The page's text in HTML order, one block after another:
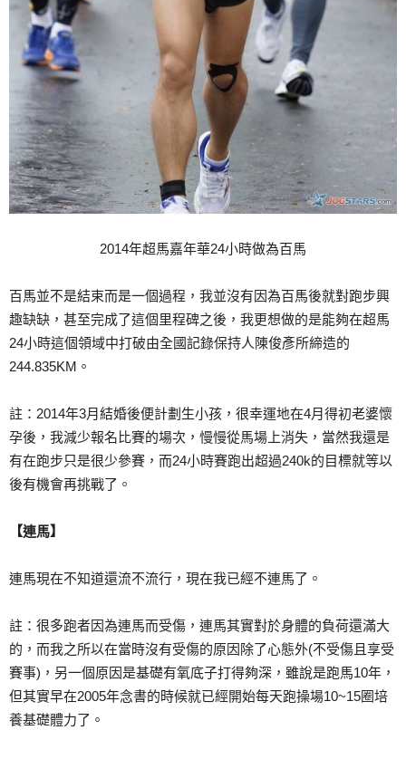
2014年超馬嘉年華24小時做為百馬
百馬並不是結束而是一個過程，我並沒有因為百馬後就對跑步興
趣缺缺，甚至完成了這個里程碑之後，我更想做的是能夠在超馬
24小時這個領域中打破由全國記錄保持人陳俊彥所締造的
244.835KM。
註：2014年3月結婚後便計劃生小孩，很幸運地在4月得初老婆懷
孕後，我減少報名比賽的場次，慢慢從馬場上消失，當然我還是
有在跑步只是很少參賽，而24小時賽跑出超過240k的目標就等以
後有機會再挑戰了。
【連馬】
連馬現在不知道還流不流行，現在我已經不連馬了。
註：很多跑者因為連馬而受傷，連馬其實對於身體的負荷還滿大
的，而我之所以在當時沒有受傷的原因除了心態外(不受傷且享受
賽事)，另一個原因是基礎有氧底子打得夠深，雖說是跑馬10年，
但其實早在2005年念書的時候就已經開始每天跑操場10~15圈培
養基礎體力了。